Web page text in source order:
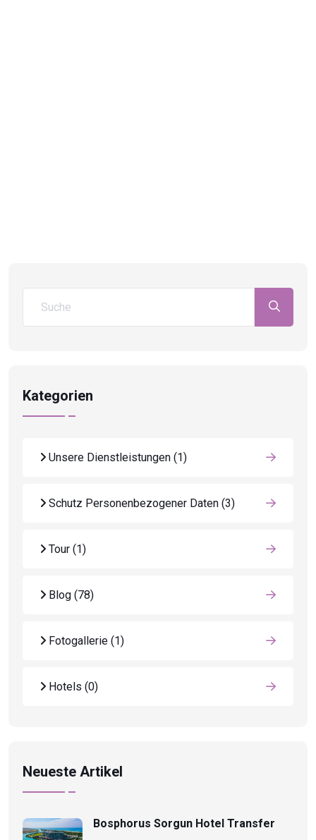
Kategorien
Unsere Dienstleistungen (1)
Schutz Personenbezogener Daten (3)
Tour (1)
Blog (78)
Fotogallerie (1)
Hotels (0)
Neueste Artikel
Bosphorus Sorgun Hotel Transfer